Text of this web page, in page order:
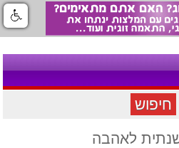
חיפוש
לאהבה